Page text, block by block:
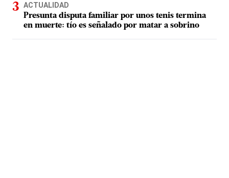
ACTUALIDAD
Presunta disputa familiar por unos tenis termina
en muerte: tío es señalado por matar a sobrino